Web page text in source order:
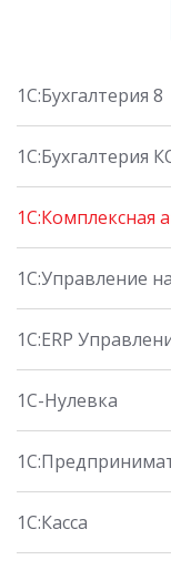
1С:Бухгалтерия 8
1C:Бухгалтерия
1С:Комплексная
1С:Управление
1С:ERP
1С-Нулевка
1С:Касса